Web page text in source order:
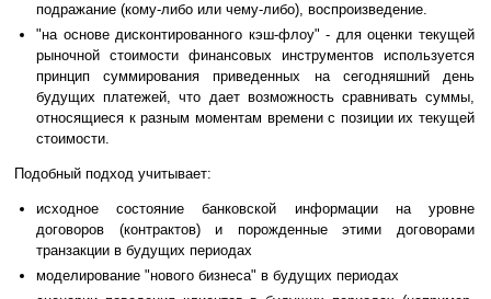
подражание (кому-либо или чему-либо), воспроизведение.
"на основе дисконтированного кэш-флоу" - для оценки текущей
рыночной стоимости финансовых инструментов используется
принцип суммирования приведенных на сегодняшний день
будущих платежей, что дает возможность сравнивать суммы,
относящиеся к разным моментам времени с позиции их текущей
стоимости.
Подобный подход учитывает:
исходное состояние банковской информации на уровне
договоров (контрактов) и порожденные этими договорами
транзакции в будущих периодах
моделирование "нового бизнеса" в будущих периодах